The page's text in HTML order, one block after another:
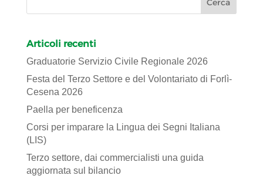
Articoli recenti
Graduatorie Servizio Civile Regionale 2026
Festa del Terzo Settore e del Volontariato di Forlì-
Cesena 2026
Paella per beneficenza
Corsi per imparare la Lingua dei Segni Italiana
(LIS)
Terzo settore, dai commercialisti una guida
aggiornata sul bilancio